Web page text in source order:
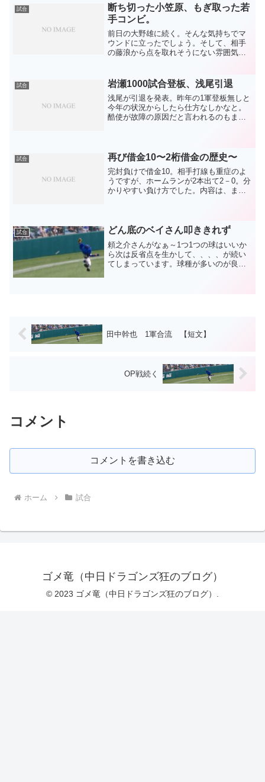
ては仕方なしと諦め...
試合
断ち切った小笠原、もぎ取った若
手コンビ。
前日の大野雄に続く。そんな気持ちでマ
ウンドに立ったでしょう。そして、相手
の藤浪から点を取れそうにない雰囲気。4
通して高さのミスが少なかったのです
が、この場面で、絶妙な高...
試合 岩瀬1000試合登板、浅尾引退
浅尾が引退を発表。昨年の1軍登板無しと
今年の状況からしたら仕方なしかなと。
酷使が故障の原因だと言われるのもまあ
する人もいるし。でも、...
試合 再び借金10〜2桁借金の歴史〜
完封負けで借金10。相手打線も重症のよ
うですが、ホームランが2本出て2－0。分
かりやすい負け方でした。内容は、また
たけど、ま、...
試合 どん底のベイさん叩ききれず
頼之介さんがなぁ～1つ1つの球はいいか
ら次は反省点を生かして、、、、が続い
てしまっています。球種が多いのが良さ
田中幹也 1軍合流 【短文】
OP戦続く
コメント
コメントを書き込む
ホーム 試合
ゴメ竜（中日ドラゴンズ狂のブログ）
© 2023 ゴメ竜（中日ドラゴンズ狂のブログ）.